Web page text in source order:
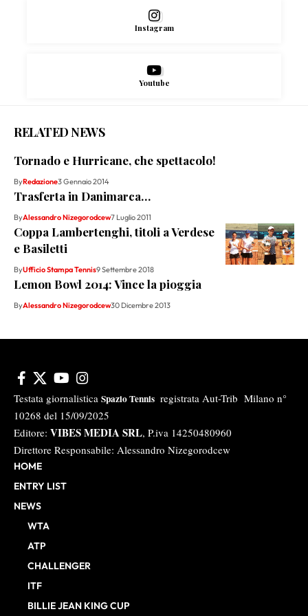
Instagram
Youtube
RELATED NEWS
Tornado e Hurricane, che spettacolo!
ByRedazione3 Gennaio 2014
Trasferta in Danimarca…
ByAlessandro Nizegorodcew7 Luglio 2011
Coppa Lambertenghi, titoli a Verdese
e Basiletti
ByUfficio Stampa Tennis9 Settembre 2018
Lemon Bowl 2014: Vince la pioggia
ByAlessandro Nizegorodcew30 Dicembre 2013
Testata giornalistica Spazio Tennis registrata Aut-Trib Milano n°
10268 del 15/09/2025
Editore: VIBES MEDIA SRL, P.iva 14250480960
Direttore Responsabile: Alessandro Nizegorodcew
HOME
ENTRY LIST
NEWS
WTA
ATP
CHALLENGER
ITF
BILLIE JEAN KING CUP